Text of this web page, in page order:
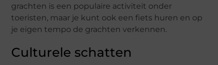
grachten is een populaire activiteit onder
toeristen, maar je kunt ook een fiets huren en op
je eigen tempo de grachten verkennen.
Culturele schatten